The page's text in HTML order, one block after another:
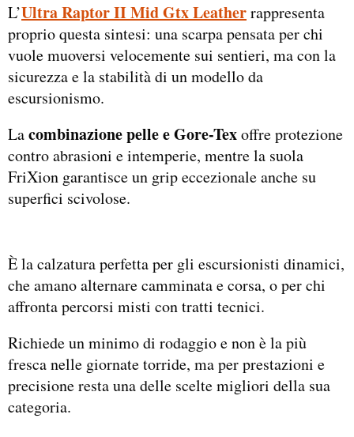
L’Ultra Raptor II Mid Gtx Leatherrappresenta
proprio questa sintesi: una scarpa pensata per chi
vuole muoversi velocemente sui sentieri, ma con la
sicurezza e la stabilità di un modello da
escursionismo.
Lacombinazione pelle e Gore-Texoffre protezione
contro abrasioni e intemperie, mentre la suola
FriXion garantisce un grip eccezionale anche su
superfici scivolose.
È la calzatura perfetta per gli escursionisti dinamici,
che amano alternare camminata e corsa, o per chi
affronta percorsi misti con tratti tecnici.
Richiede un minimo di rodaggio e non è la più
fresca nelle giornate torride, ma per prestazioni e
precisione resta una delle scelte migliori della sua
categoria.